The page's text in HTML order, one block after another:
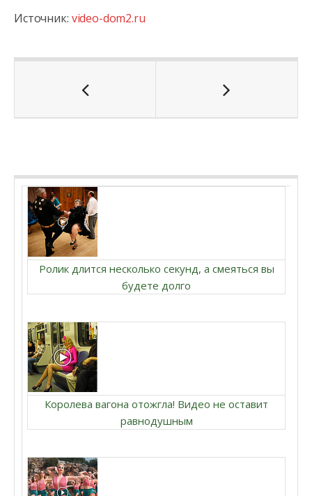
Источник: video-dom2.ru
Ролик длится несколько секунд, а смеяться вы
будете долго
Королева вагона отожгла! Видео не оставит
равнодушным